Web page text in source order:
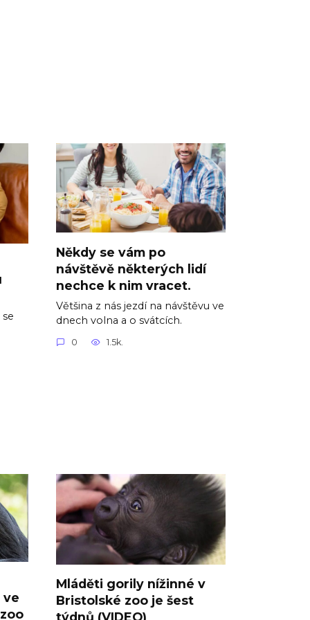
Někdy se vám po
návštěvě některých lidí
nechce k nim vracet.
Většina z nás jezdí na návštěvu ve
dnech volna a o svátcích.
0 1.5k.
ve
Mláděti gorily nížinné v
Bristolské zoo je šest
týdnů (VIDEO)